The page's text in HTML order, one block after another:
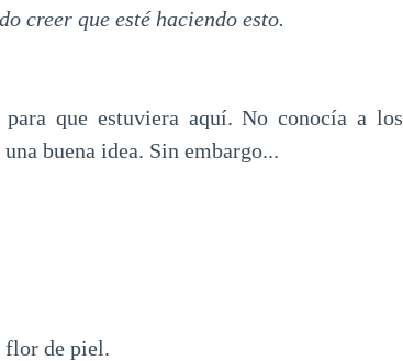
creer que esté haciendo esto.
que estuviera aquí. No conocía a los
buena idea. Sin embargo...
flor de piel.